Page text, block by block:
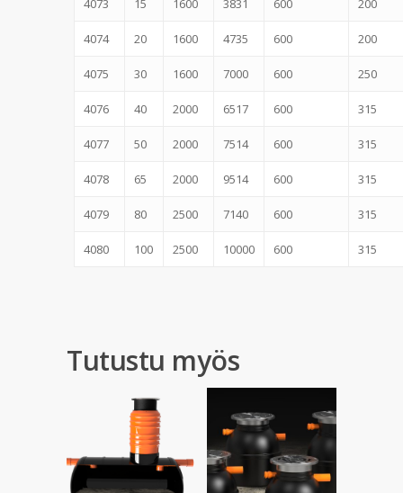
4073 15 1600 3831 600 200
4074 20 1600 4735 600 200
4075 30 1600 7000 600 250
4076 40 2000 6517 600 315
4077 50 2000 7514 600 315
4078 65 2000 9514 600 315
4079 80 2500 7140 600 315
4080 100 2500 10000 600 315
Tutustu myös